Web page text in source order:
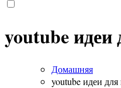
youtube идеи
Домашняя
youtube идеи